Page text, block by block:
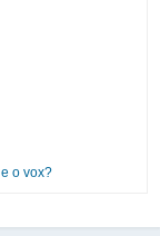
o vox?